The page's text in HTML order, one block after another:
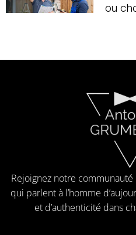
ou
Rejoignez notre
qui parlent à l’homme
et d’authenticité dans